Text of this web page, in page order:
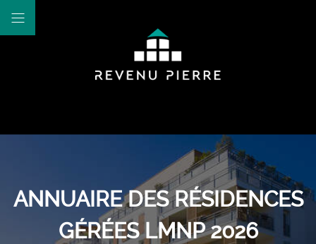
ANNUAIRE DES RÉSIDENCES
GÉRÉES LMNP 2026